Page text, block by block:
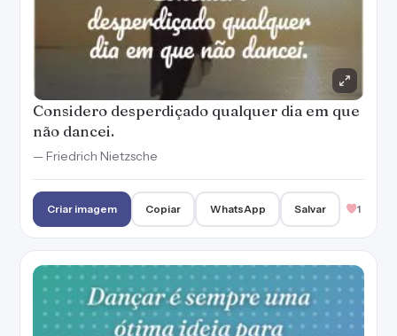
Considero desperdiçado qualquer dia em que
não dancei.
— Friedrich Nietzsche
Criar imagem Copiar WhatsApp Salvar 1